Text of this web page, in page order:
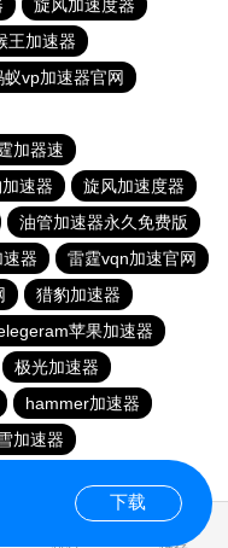
旋风加速度器
王加速器
蚁vp加速器官网
加器速
速器
旋风加速度器
油管加速器永久免费版
器
雷霆vqn加速官网
猎豹加速器
苹果加速器
极光加速器
hammer加速器
加速器
下载